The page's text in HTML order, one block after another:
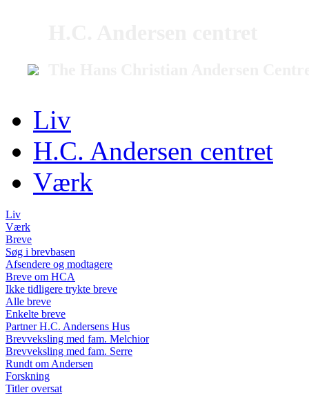
Liv
H.C. Andersen centret
Værk
Liv
Værk
Breve
Søg i brevbasen
Afsendere og modtagere
Breve om HCA
Ikke tidligere trykte breve
Alle breve
Enkelte breve
Partner H.C. Andersens Hus
Brevveksling med fam. Melchior
Brevveksling med fam. Serre
Rundt om Andersen
Forskning
Titler oversat